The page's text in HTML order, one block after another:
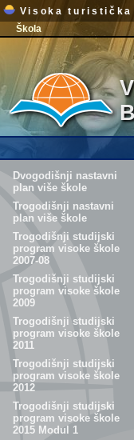
Visoka turistička
Škola
Dvogodišnji nastavni
plan više škole
Trogodišnji nastavni
plan više škole
Trogodišnji studijski
program visoke škole
2007-08
Trogodišnji studijski
program visoke škole
2009
Trogodišnji studijski
program visoke škole
2011
Trogodišnji studijski
program visoke škole
2012
Trogodišnji studijski
program visoke škole
2015 Modul 1